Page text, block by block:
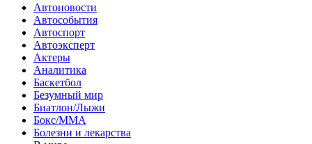
Автоновости
Автособытия
Автоспорт
Автоэксперт
Актеры
Аналитика
Баскетбол
Безумный мир
Биатлон/Лыжи
Бокс/MMA
Болезни и лекарства